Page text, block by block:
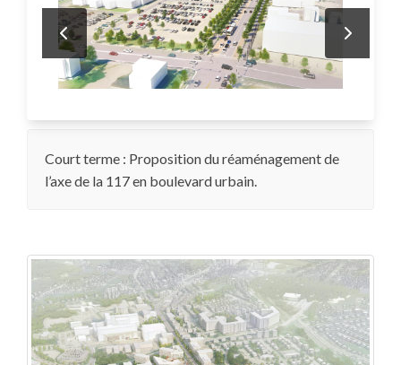
Court terme : Proposition du réaménagement de
l’axe de la 117 en boulevard urbain.